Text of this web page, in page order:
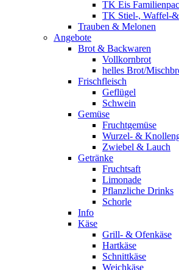
TK Eis
TK Stiel-, Waffel-
Trauben & Melonen
Angebote
Brot & Backwaren
Vollkornbrot
helles Brot/
Frischfleisch
Geflügel
Schwein
Gemüse
Fruchtgemüse
Wurzel- &
Zwiebel & Lauch
Getränke
Fruchtsaft
Limonade
Pflanzliche Drinks
Schorle
Info
Käse
Grill- & Ofenkäse
Hartkäse
Schnittkäse
Weichkäse